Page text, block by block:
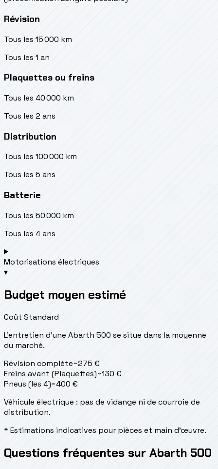
Révision
Tous les 15 000 km
Tous les 1 an
Plaquettes ou freins
Tous les 40 000 km
Tous les 2 ans
Distribution
Tous les 100 000 km
Tous les 5 ans
Batterie
Tous les 50 000 km
Tous les 4 ans
Motorisations électriques
▾
Budget moyen estimé
Coût Standard
L'entretien d'une Abarth 500 se situe dans la moyenne
du marché.
Révision complète~275 €
Freins avant (Plaquettes)~130 €
Pneus (les 4)~400 €
Véhicule électrique : pas de vidange ni de courroie de
distribution.
* Estimations indicatives pour pièces et main d'œuvre.
Questions fréquentes sur Abarth 500